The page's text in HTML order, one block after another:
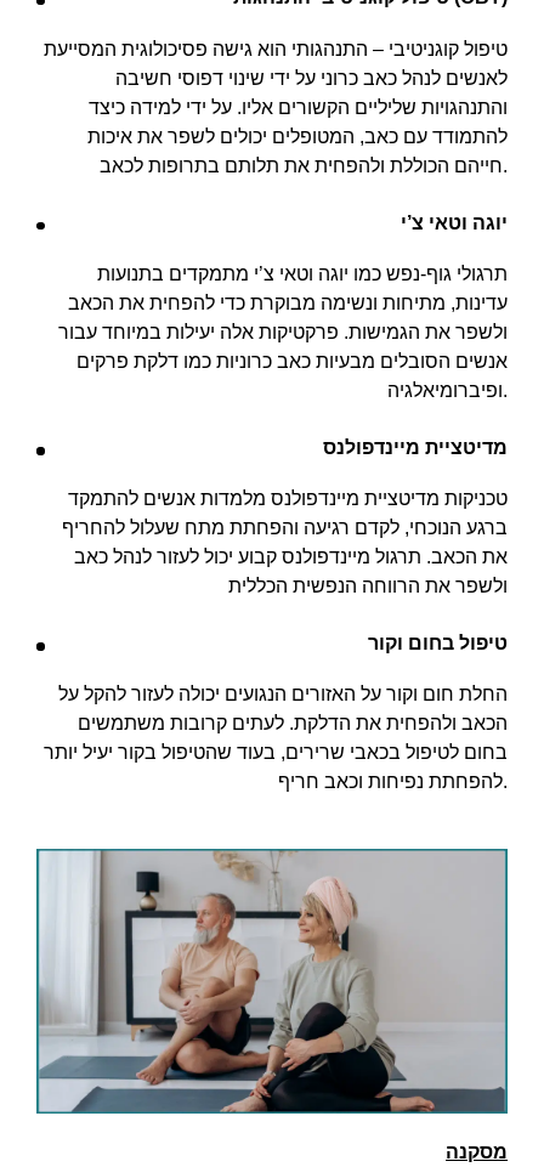
טיפול קוגניטיבי – התנהגותי הוא גישה פסיכולוגית המסייעת
לאנשים לנהל כאב כרוני על ידי שינוי דפוסי חשיבה
והתנהגויות שליליים הקשורים אליו. על ידי למידה כיצד
להתמודד עם כאב, המטופלים יכולים לשפר את איכות
חייהם הכוללת ולהפחית את תלותם בתרופות לכאב.
יוגה וטאי צ’י
תרגולי גוף-נפש כמו יוגה וטאי צ’י מתמקדים בתנועות
עדינות, מתיחות ונשימה מבוקרת כדי להפחית את הכאב
ולשפר את הגמישות. פרקטיקות אלה יעילות במיוחד עבור
אנשים הסובלים מבעיות כאב כרוניות כמו דלקת פרקים
ופיברומיאלגיה.
מדיטציית מיינדפולנס
טכניקות מדיטציית מיינדפולנס מלמדות אנשים להתמקד
ברגע הנוכחי, לקדם רגיעה והפחתת מתח שעלול להחריף
את הכאב. תרגול מיינדפולנס קבוע יכול לעזור לנהל כאב
ולשפר את הרווחה הנפשית הכללית
טיפול בחום וקור
החלת חום וקור על האזורים הנגועים יכולה לעזור להקל על
הכאב ולהפחית את הדלקת. לעתים קרובות משתמשים
בחום לטיפול בכאבי שרירים, בעוד שהטיפול בקור יעיל יותר
להפחתת נפיחות וכאב חריף.
מסקנה